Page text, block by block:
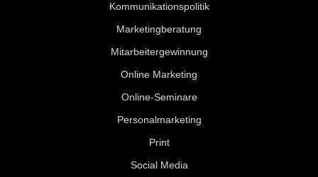
Kommunikationspolitik
Marketingberatung
Mitarbeitergewinnung
Online Marketing
Online-Seminare
Personalmarketing
Print
Social Media